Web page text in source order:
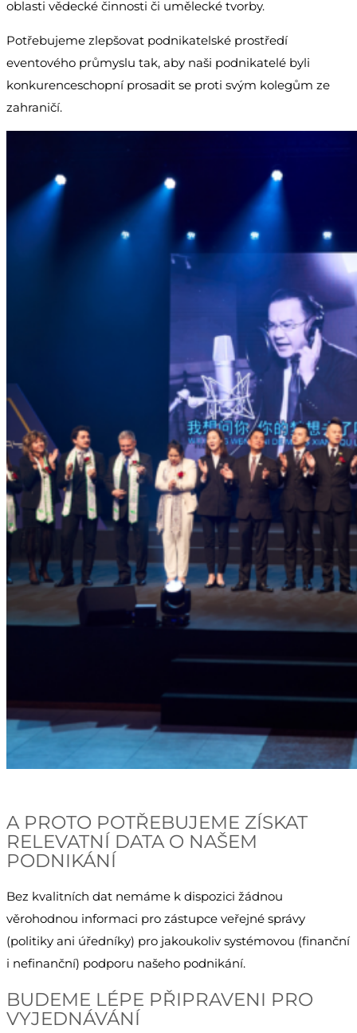
oblasti vědecké činnosti či umělecké tvorby.
Potřebujeme zlepšovat podnikatelské prostředí
eventového průmyslu tak, aby naši podnikatelé byli
konkurenceschopní prosadit se proti svým kolegům ze
zahraničí.
A PROTO POTŘEBUJEME ZÍSKAT
RELEVATNÍ DATA O NAŠEM
PODNIKÁNÍ
Bez kvalitních dat nemáme k dispozici žádnou
věrohodnou informaci pro zástupce veřejné správy
(politiky ani úředníky) pro jakoukoliv systémovou (finanční
i nefinanční) podporu našeho podnikání.
BUDEME LÉPE PŘIPRAVENI PRO
VYJEDNÁVÁNÍ